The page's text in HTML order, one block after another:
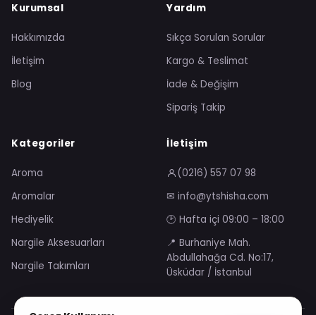
Kurumsal
Hakkımızda
İletişim
Blog
Yardım
Sıkça Sorulan Sorular
Kargo & Teslimat
İade & Değişim
Sipariş Takip
Kategoriler
Aroma
Aromalar
Hediyelik
Nargile Aksesuarları
Nargile Takımları
İletişim
(0216) 557 07 98
✉ info@ytshisha.com
🕑 Hafta içi 09:00 – 18:00
📍 Burhaniye Mah.
Abdullahağa Cd. No:17,
Üsküdar / İstanbul